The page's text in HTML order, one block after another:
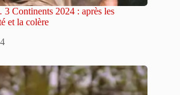
Continents 2024 : après les
et la colère